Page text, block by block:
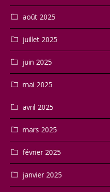
août 2025
juillet 2025
juin 2025
mai 2025
avril 2025
mars 2025
février 2025
janvier 2025